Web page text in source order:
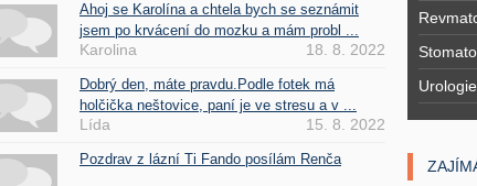
Ahoj se Karolína a chtela bych se seznámit
jsem po krvácení do mozku a mám probl ...
Karolina 18. 8. 2022
Dobrý den, máte pravdu.Podle fotek má
holčička neštovice, paní je ve stresu a v ...
Lída 15. 8. 2022
Pozdrav z lázní Ti Fando posílám Renča
Urologie